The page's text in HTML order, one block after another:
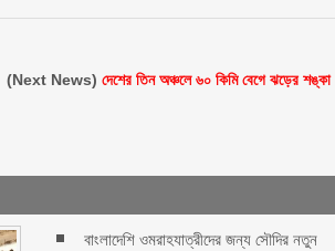
(Next News)দেশের তিন অঞ্চলে ৬০ কিমি বেগে ঝড়ের শঙ্কা
বাংলাদেশি ওমরাহযাত্রীদের জন্য সৌদির নতুন